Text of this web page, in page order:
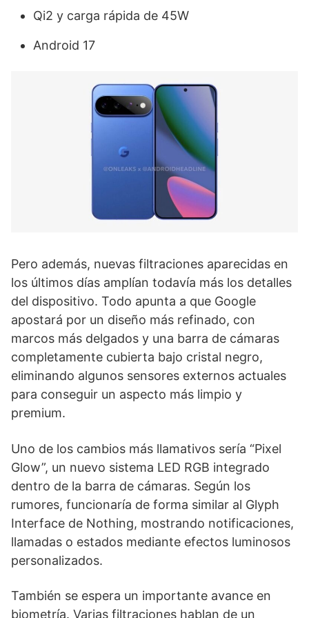
Qi2 y carga rápida de 45W
Android 17
Pero además, nuevas filtraciones aparecidas en
los últimos días amplían todavía más los detalles
del dispositivo. Todo apunta a que Google
apostará por un diseño más refinado, con
marcos más delgados y una barra de cámaras
completamente cubierta bajo cristal negro,
eliminando algunos sensores externos actuales
para conseguir un aspecto más limpio y
premium.
Uno de los cambios más llamativos sería “Pixel
Glow”, un nuevo sistema LED RGB integrado
dentro de la barra de cámaras. Según los
rumores, funcionaría de forma similar al Glyph
Interface de Nothing, mostrando notificaciones,
llamadas o estados mediante efectos luminosos
personalizados.
También se espera un importante avance en
biometría. Varias filtraciones hablan de un